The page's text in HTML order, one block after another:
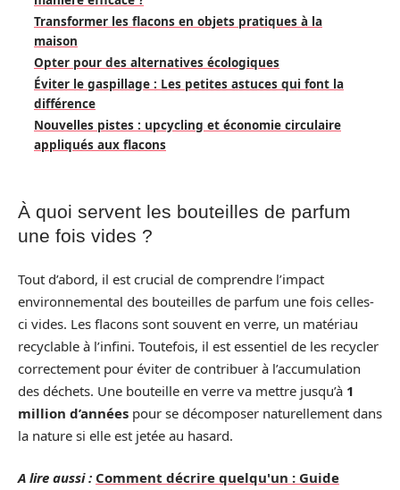
Transformer les flacons en objets pratiques à la
maison
Opter pour des alternatives écologiques
Éviter le gaspillage : Les petites astuces qui font la
différence
Nouvelles pistes : upcycling et économie circulaire
appliqués aux flacons
À quoi servent les bouteilles de parfum
une fois vides ?
Tout d’abord, il est crucial de comprendre l’impact
environnemental des bouteilles de parfum une fois celles-
ci vides. Les flacons sont souvent en verre, un matériau
recyclable à l’infini. Toutefois, il est essentiel de les recycler
correctement pour éviter de contribuer à l’accumulation
des déchets. Une bouteille en verre va mettre jusqu’à 1
million d’années pour se décomposer naturellement dans
la nature si elle est jetée au hasard.
A lire aussi : Comment décrire quelqu'un : Guide